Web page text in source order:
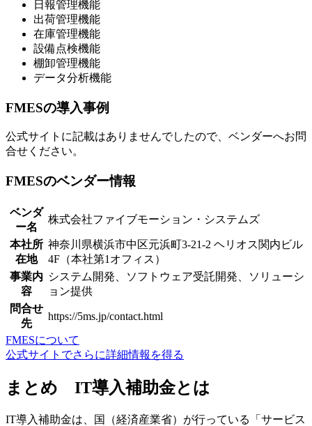
日報管理機能
出荷管理機能
在庫管理機能
設備点検機能
棚卸管理機能
データ分析機能
FMESの導入事例
公式サイトに記載はありませんでしたので、ベンダーへお問
合せください。
FMESのベンダー情報
ベンダ
ー名
株式会社ファイブモーション・システムズ
本社所
在地
神奈川県横浜市中区元浜町3-21-2 ヘリオス関内ビル
4F（本社第1オフィス）
事業内
容
システム開発、ソフトウェア受託開発、ソリューシ
ョン提供
問合せ
先
https://5ms.jp/contact.html
FMESについて
公式サイトでさらに詳細情報を得る
まとめ IT導入補助金とは
IT導入補助金は、国（経済産業省）が行っている「サービス